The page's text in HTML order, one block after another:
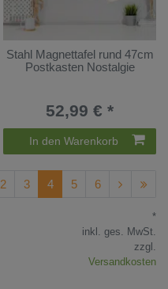
Stahl Magnettafel rund 47cm
Postkasten Nostalgie
52,99 € *
In den Warenkorb
2 3 4 5 6
*
inkl. ges. MwSt.
zzgl.
Versandkosten